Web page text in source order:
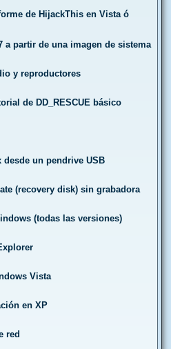
de HijackThis en Vista ó
a partir de una imagen de sistema
y reproductores
de DD_RESCUE básico
un pendrive USB
(recovery disk) sin grabadora
(todas las versiones)
Vista
en XP
red